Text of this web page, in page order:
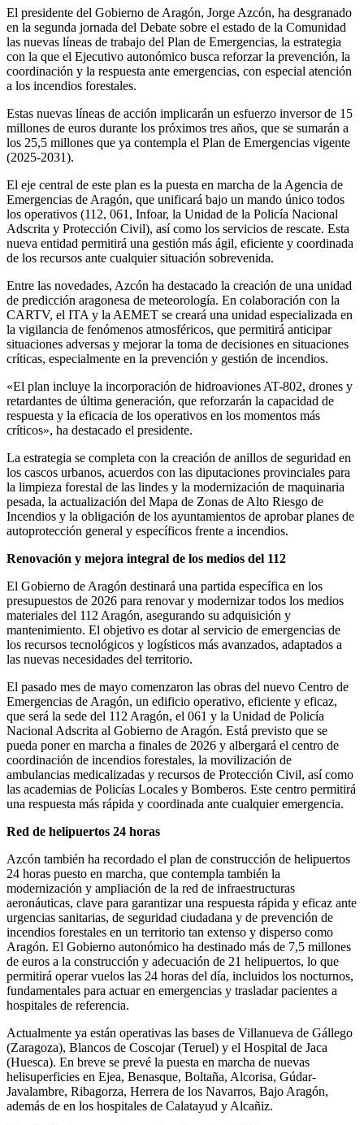
El presidente del Gobierno de Aragón, Jorge Azcón, ha desgranado
en la segunda jornada del Debate sobre el estado de la Comunidad
las nuevas líneas de trabajo del Plan de Emergencias, la estrategia
con la que el Ejecutivo autonómico busca reforzar la prevención, la
coordinación y la respuesta ante emergencias, con especial atención
a los incendios forestales.
Estas nuevas líneas de acción implicarán un esfuerzo inversor de 15
millones de euros durante los próximos tres años, que se sumarán a
los 25,5 millones que ya contempla el Plan de Emergencias vigente
(2025-2031).
El eje central de este plan es la puesta en marcha de la Agencia de
Emergencias de Aragón, que unificará bajo un mando único todos
los operativos (112, 061, Infoar, la Unidad de la Policía Nacional
Adscrita y Protección Civil), así como los servicios de rescate. Esta
nueva entidad permitirá una gestión más ágil, eficiente y coordinada
de los recursos ante cualquier situación sobrevenida.
Entre las novedades, Azcón ha destacado la creación de una unidad
de predicción aragonesa de meteorología. En colaboración con la
CARTV, el ITA y la AEMET se creará una unidad especializada en
la vigilancia de fenómenos atmosféricos, que permitirá anticipar
situaciones adversas y mejorar la toma de decisiones en situaciones
críticas, especialmente en la prevención y gestión de incendios.
«El plan incluye la incorporación de hidroaviones AT-802, drones y
retardantes de última generación, que reforzarán la capacidad de
respuesta y la eficacia de los operativos en los momentos más
críticos», ha destacado el presidente.
La estrategia se completa con la creación de anillos de seguridad en
los cascos urbanos, acuerdos con las diputaciones provinciales para
la limpieza forestal de las lindes y la modernización de maquinaria
pesada, la actualización del Mapa de Zonas de Alto Riesgo de
Incendios y la obligación de los ayuntamientos de aprobar planes de
autoprotección general y específicos frente a incendios.
Renovación y mejora integral de los medios del 112
El Gobierno de Aragón destinará una partida específica en los
presupuestos de 2026 para renovar y modernizar todos los medios
materiales del 112 Aragón, asegurando su adquisición y
mantenimiento. El objetivo es dotar al servicio de emergencias de
los recursos tecnológicos y logísticos más avanzados, adaptados a
las nuevas necesidades del territorio.
El pasado mes de mayo comenzaron las obras del nuevo Centro de
Emergencias de Aragón, un edificio operativo, eficiente y eficaz,
que será la sede del 112 Aragón, el 061 y la Unidad de Policía
Nacional Adscrita al Gobierno de Aragón. Está previsto que se
pueda poner en marcha a finales de 2026 y albergará el centro de
coordinación de incendios forestales, la movilización de
ambulancias medicalizadas y recursos de Protección Civil, así como
las academias de Policías Locales y Bomberos. Este centro permitirá
una respuesta más rápida y coordinada ante cualquier emergencia.
Red de helipuertos 24 horas
Azcón también ha recordado el plan de construcción de helipuertos
24 horas puesto en marcha, que contempla también la
modernización y ampliación de la red de infraestructuras
aeronáuticas, clave para garantizar una respuesta rápida y eficaz ante
urgencias sanitarias, de seguridad ciudadana y de prevención de
incendios forestales en un territorio tan extenso y disperso como
Aragón. El Gobierno autonómico ha destinado más de 7,5 millones
de euros a la construcción y adecuación de 21 helipuertos, lo que
permitirá operar vuelos las 24 horas del día, incluidos los nocturnos,
fundamentales para actuar en emergencias y trasladar pacientes a
hospitales de referencia.
Actualmente ya están operativas las bases de Villanueva de Gállego
(Zaragoza), Blancos de Coscojar (Teruel) y el Hospital de Jaca
(Huesca). En breve se prevé la puesta en marcha de nuevas
helisuperficies en Ejea, Benasque, Boltaña, Alcorisa, Gúdar-
Javalambre, Ribagorza, Herrera de los Navarros, Bajo Aragón,
además de en los hospitales de Calatayud y Alcañiz.